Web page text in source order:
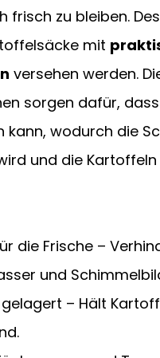
frisch zu bleiben.
mit
versehen werden.
sorgen dafür,
kann, wodurch die
und die
die Frische –
und
– Hält